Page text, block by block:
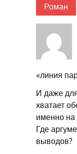
Роман
«линия
И даже
хватает
именно на
Где
выводов?